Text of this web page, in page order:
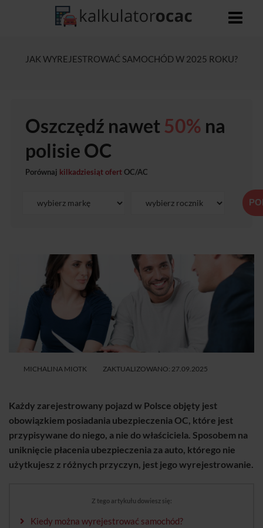
JAK WYREJESTROWAĆ SAMOCHÓD W 2025 ROKU?
Oszczędź nawet 50% na
polisie OC
Porównaj kilkadziesiąt ofertOC/AC
MICHALINA MIOTK ZAKTUALIZOWANO: 27.09.2025
Każdy zarejestrowany pojazd w Polsce objęty jest
obowiązkiem posiadania ubezpieczenia OC, które jest
przypisywane do niego, a nie do właściciela. Sposobem na
uniknięcie płacenia ubezpieczenia za auto, którego nie
użytkujesz z różnych przyczyn, jest jego wyrejestrowanie.
Z tego artykułu dowiesz się:
Kiedy można wyrejestrować samochód?